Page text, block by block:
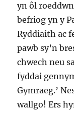
yn ôl
befriog yn y
Ryddiaith ac
pawb sy’n
chwech neu
fyddai
Gymraeg.’
wallgo! Ers